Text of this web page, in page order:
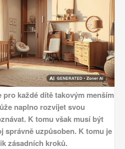
pro každé dítě takovým menším
naplno rozvíjet svou
K tomu však musí být
správně uzpůsoben. K tomu je
zásadních kroků.